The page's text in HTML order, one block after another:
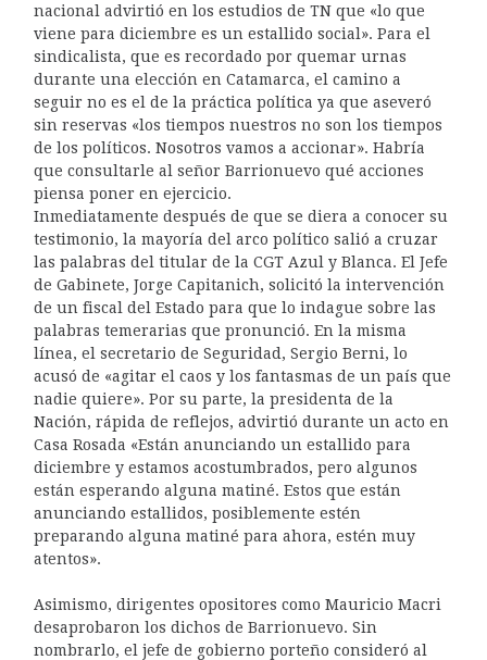
nacional advirtió en los estudios de TN que «lo que
viene para diciembre es un estallido social». Para el
sindicalista, que es recordado por quemar urnas
durante una elección en Catamarca, el camino a
seguir no es el de la práctica política ya que aseveró
sin reservas «los tiempos nuestros no son los tiempos
de los políticos. Nosotros vamos a accionar». Habría
que consultarle al señor Barrionuevo qué acciones
piensa poner en ejercicio.
Inmediatamente después de que se diera a conocer su
testimonio, la mayoría del arco político salió a cruzar
las palabras del titular de la CGT Azul y Blanca. El Jefe
de Gabinete, Jorge Capitanich, solicitó la intervención
de un fiscal del Estado para que lo indague sobre las
palabras temerarias que pronunció. En la misma
línea, el secretario de Seguridad, Sergio Berni, lo
acusó de «agitar el caos y los fantasmas de un país que
nadie quiere». Por su parte, la presidenta de la
Nación, rápida de reflejos, advirtió durante un acto en
Casa Rosada «Están anunciando un estallido para
diciembre y estamos acostumbrados, pero algunos
están esperando alguna matiné. Estos que están
anunciando estallidos, posiblemente estén
preparando alguna matiné para ahora, estén muy
atentos».
Asimismo, dirigentes opositores como Mauricio Macri
desaprobaron los dichos de Barrionuevo. Sin
nombrarlo, el jefe de gobierno porteño consideró al